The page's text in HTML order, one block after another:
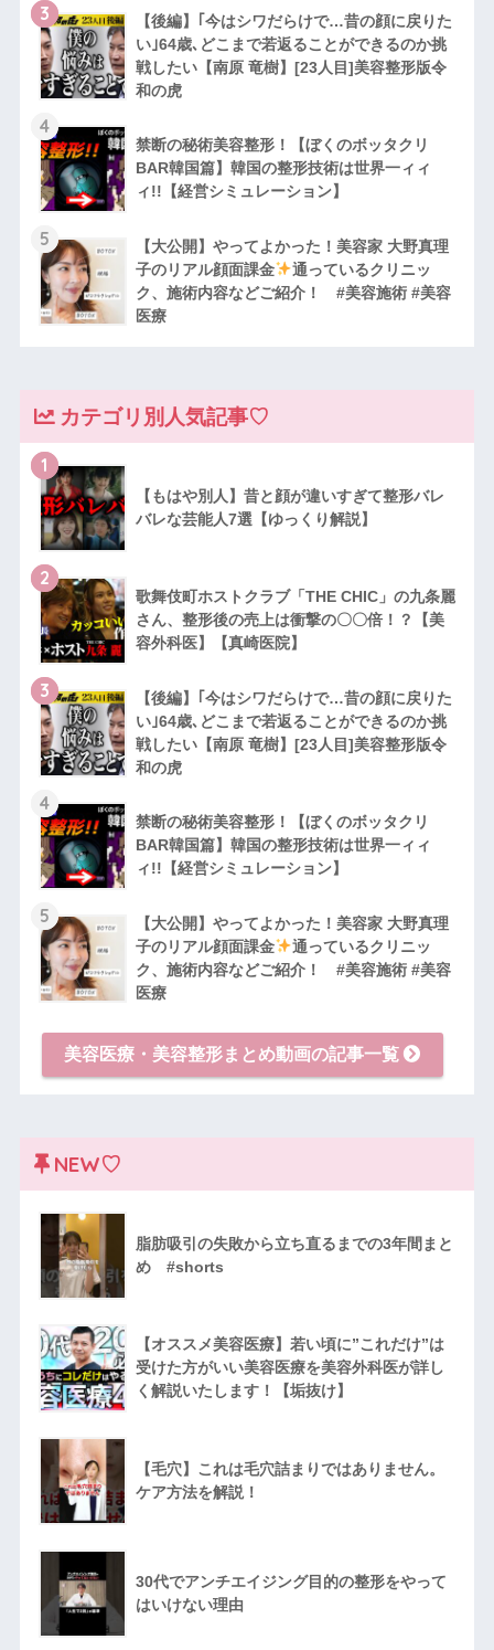
3
【後編】｢今はシワだらけで…昔の顔に戻りた
い｣64歳､どこまで若返ることができるのか挑
戦したい【南原 竜樹】[23人目]美容整形版令
和の虎
4
禁断の秘術美容整形！【ぼくのボッタクリ
BAR韓国篇】韓国の整形技術は世界一ィィ
ィ!!【経営シミュレーション】
5
【大公開】やってよかった！美容家 大野真理
子のリアル顔面課金
通っているクリニッ
ク、施術内容などご紹介！ #美容施術 #美容
医療
カテゴリ別人気記事♡
1
【もはや別人】昔と顔が違いすぎて整形バレ
バレな芸能人7選【ゆっくり解説】
2
歌舞伎町ホストクラブ「THE CHIC」の九条麗
さん、整形後の売上は衝撃の〇〇倍！？【美
容外科医】【真崎医院】
3
【後編】｢今はシワだらけで…昔の顔に戻りた
い｣64歳､どこまで若返ることができるのか挑
戦したい【南原 竜樹】[23人目]美容整形版令
和の虎
4
禁断の秘術美容整形！【ぼくのボッタクリ
BAR韓国篇】韓国の整形技術は世界一ィィ
ィ!!【経営シミュレーション】
5
【大公開】やってよかった！美容家 大野真理
子のリアル顔面課金
通っているクリニッ
ク、施術内容などご紹介！ #美容施術 #美容
医療
美容医療・美容整形まとめ動画の記事一覧
NEW♡
脂肪吸引の失敗から立ち直るまでの3年間まと
め #shorts
【オススメ美容医療】若い頃に”これだけ”は
受けた方がいい美容医療を美容外科医が詳し
く解説いたします！【垢抜け】
【毛穴】これは毛穴詰まりではありません。
ケア方法を解説！
30代でアンチエイジング目的の整形をやって
はいけない理由